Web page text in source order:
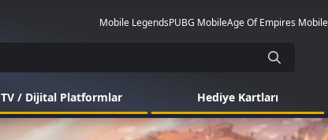
Mobile LegendsPUBG MobileAge Of Empires Mobile
TV / Dijital Platformlar Hediye Kartları